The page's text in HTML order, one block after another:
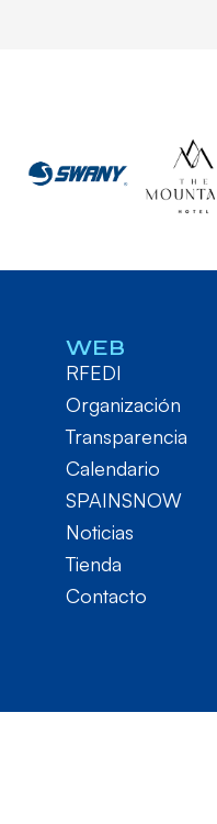
WEB
RFEDI
Organización
Transparencia
Calendario
SPAINSNOW
Noticias
Tienda
Contacto